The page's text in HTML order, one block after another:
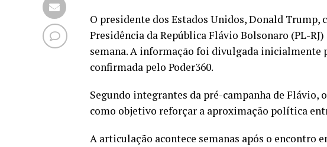
O presidente dos Estados Unidos, Donald Trump,
Presidência da República Flávio Bolsonaro (PL-
semana. A informação foi divulgada inicialmente
confirmada pelo Poder360.
Segundo integrantes da pré-campanha de
como objetivo reforçar a aproximação política
A articulação acontece semanas após o encontro